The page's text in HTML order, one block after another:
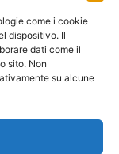
come i cookie
dispositivo. Il
dati come il
sito. Non
su alcune
4 nuovi